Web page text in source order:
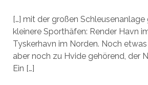
[…] mit der großen
kleinere Sporthäfen: Render Havn
Tyskerhavn im Norden. Noch
aber noch zu Hvide gehörend, der
Ein […]